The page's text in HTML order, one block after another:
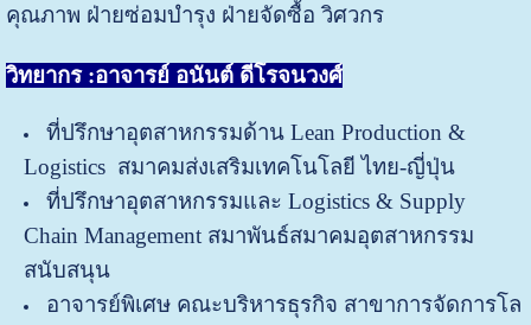
คุณภาพ ฝ่ายซ่อมบำรุง ฝ่ายจัดซื้อ วิศวกร
วิทยากร :อาจารย์ อนันต์ ดีโรจนวงศ์
ที่ปรึกษาอุตสาหกรรมด้าน Lean Production &
Logistics สมาคมส่งเสริมเทคโนโลยี ไทย-ญี่ปุ่น
ที่ปรึกษาอุตสาหกรรมและ Logistics & Supply
Chain Management สมาพันธ์สมาคมอุตสาหกรรม
สนับสนุน
อาจารย์พิเศษ คณะบริหารธุรกิจ สาขาการจัดการโล